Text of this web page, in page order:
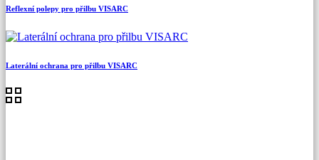
Reflexní polepy pro přilbu VISARC
Laterální ochrana pro přilbu VISARC